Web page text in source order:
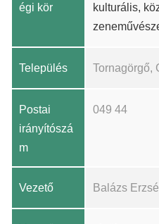
égi kör
kulturális,
Település Tornagörgő,
Postai
irányítószá
m
049 44
Vezető Balázs